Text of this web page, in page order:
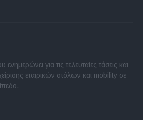
για τις τελευταίες τάσεις και
εταιρικών στόλων και mobility σε